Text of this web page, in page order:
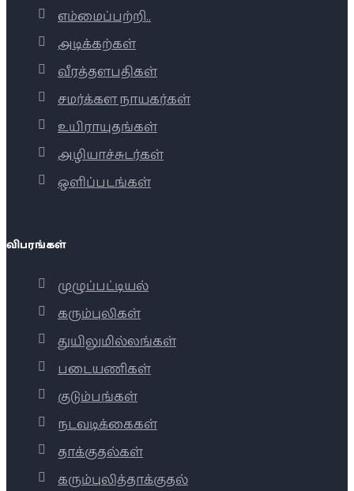
எம்மைப்பற்றி..
அடிக்கற்கள்
வீரத்தளபதிகள்
சமர்க்கள நாயகர்கள்
உயிராயுதங்கள்
அழியாச்சுடர்கள்
ஒளிப்படங்கள்
விபரங்கள்
முழுப்பட்டியல்
கரும்புலிகள்
துயிலுமில்லங்கள்
படையணிகள்
குடும்பங்கள்
நடவடிக்கைகள்
தாக்குதல்கள்
கரும்புலித்தாக்குதல்